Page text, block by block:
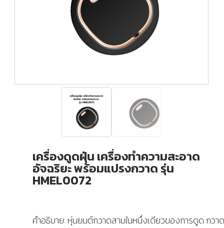
เครื่องดูดฝุ่น เครื่องทำความสะอาด
อัจฉริยะ พร้อมแปรงกวาด รุ่น
HMEL0072
คำอธิบาย: หุ่นยนต์กวาดสามในหนึ่งเดียวของการดูด กวา